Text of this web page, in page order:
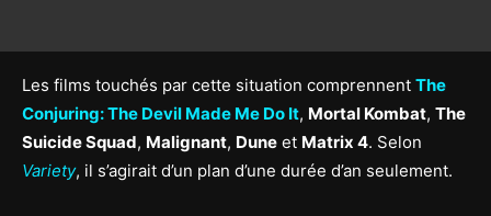
Les films touchés par cette situation comprennent The
Conjuring: The Devil Made Me Do It, Mortal Kombat, The
Suicide Squad, Malignant, Dune et Matrix 4. Selon
Variety, il s’agirait d’un plan d’une durée d’an seulement.